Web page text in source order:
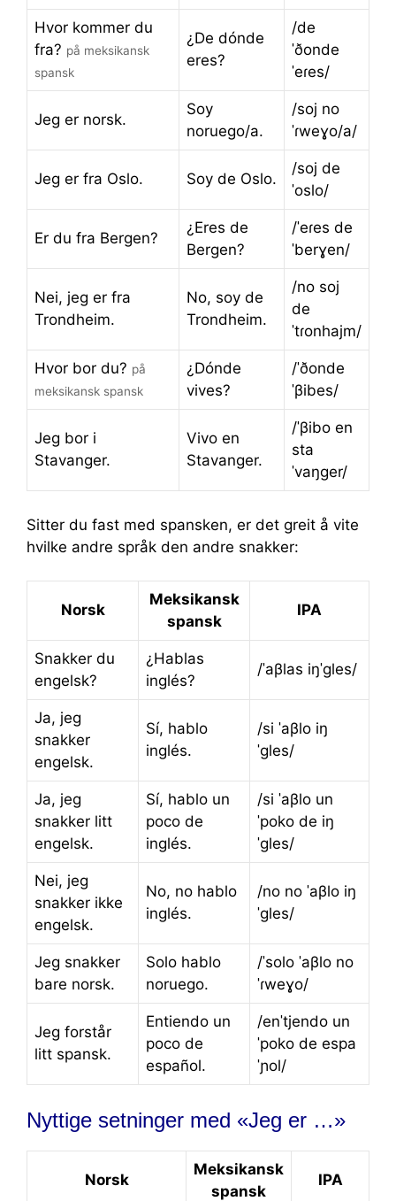
Hvor kommer du
fra? på meksikansk
spansk
¿De dónde
eres?
/de
ˈðonde
ˈeɾes/
Jeg er norsk.
Soy
noruego/a.
/soj no
ˈɾweɣo/a/
Jeg er fra Oslo. Soy de Oslo.
/soj de
ˈoslo/
Er du fra Bergen?
¿Eres de
Bergen?
/ˈeɾes de
ˈberɣen/
Nei, jeg er fra
Trondheim.
No, soy de
Trondheim.
/no soj
de
ˈtɾonhajm/
Hvor bor du? på
meksikansk spansk
¿Dónde
vives?
/ˈðonde
ˈβibes/
Jeg bor i
Stavanger.
Vivo en
Stavanger.
/ˈβibo en
sta
ˈvaŋɡer/
Sitter du fast med spansken, er det greit å vite
hvilke andre språk den andre snakker:
Norsk
Meksikansk
spansk
IPA
Snakker du
engelsk?
¿Hablas
inglés?
/ˈaβlas iŋˈɡles/
Ja, jeg
snakker
engelsk.
Sí, hablo
inglés.
/si ˈaβlo iŋ
ˈɡles/
Ja, jeg
snakker litt
engelsk.
Sí, hablo un
poco de
inglés.
/si ˈaβlo un
ˈpoko de iŋ
ˈɡles/
Nei, jeg
snakker ikke
engelsk.
No, no hablo
inglés.
/no no ˈaβlo iŋ
ˈɡles/
Jeg snakker
bare norsk.
Solo hablo
noruego.
/ˈsolo ˈaβlo no
ˈɾweɣo/
Jeg forstår
litt spansk.
Entiendo un
poco de
español.
/enˈtjendo un
ˈpoko de espa
ˈɲol/
Nyttige setninger med «Jeg er …»
Norsk
Meksikansk
spansk
IPA